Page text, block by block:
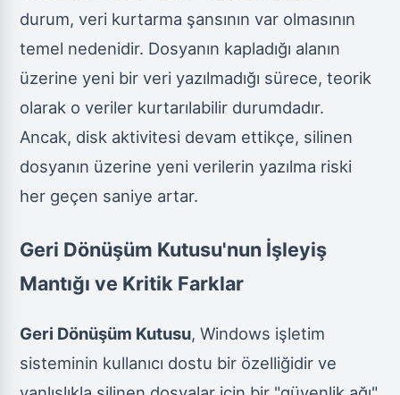
durum, veri kurtarma şansının var olmasının
temel nedenidir. Dosyanın kapladığı alanın
üzerine yeni bir veri yazılmadığı sürece, teorik
olarak o veriler kurtarılabilir durumdadır.
Ancak, disk aktivitesi devam ettikçe, silinen
dosyanın üzerine yeni verilerin yazılma riski
her geçen saniye artar.
Geri Dönüşüm Kutusu'nun İşleyiş
Mantığı ve Kritik Farklar
Geri Dönüşüm Kutusu, Windows işletim
sisteminin kullanıcı dostu bir özelliğidir ve